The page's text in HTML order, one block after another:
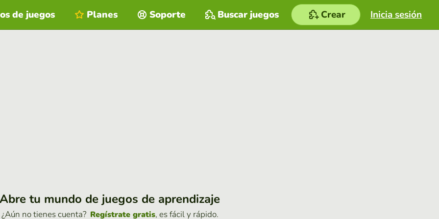
Inicia sesión
de juegos Planes Soporte Buscar juegos Crear
Abre tu mundo de juegos de aprendizaje
¿Aún no tienes cuenta? Regístrate gratis, es fácil y rápido.